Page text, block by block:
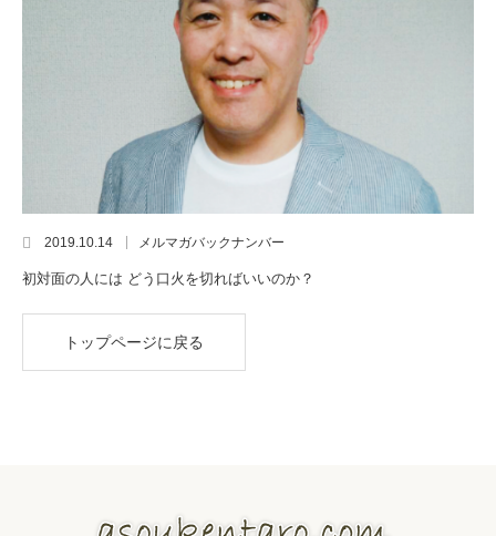
2019.10.14 メルマガバックナンバー
初対面の人には どう口火を切ればいいのか？
トップページに戻る